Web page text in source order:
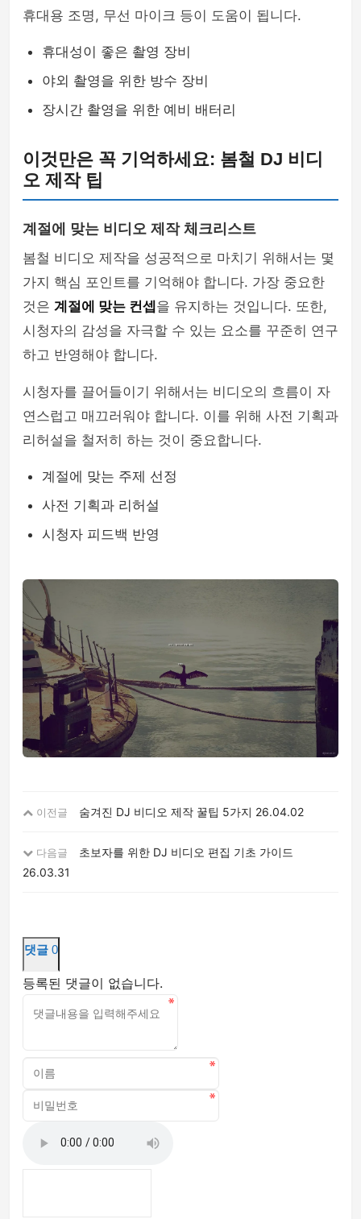
휴대용 조명, 무선 마이크 등이 도움이 됩니다.
휴대성이 좋은 촬영 장비
야외 촬영을 위한 방수 장비
장시간 촬영을 위한 예비 배터리
이것만은 꼭 기억하세요: 봄철 DJ 비디
오 제작 팁
계절에 맞는 비디오 제작 체크리스트
봄철 비디오 제작을 성공적으로 마치기 위해서는 몇
가지 핵심 포인트를 기억해야 합니다. 가장 중요한
것은 계절에 맞는 컨셉 을 유지하는 것입니다. 또한,
시청자의 감성을 자극할 수 있는 요소를 꾸준히 연구
하고 반영해야 합니다.
시청자를 끌어들이기 위해서는 비디오의 흐름이 자
연스럽고 매끄러워야 합니다. 이를 위해 사전 기획과
리허설을 철저히 하는 것이 중요합니다.
계절에 맞는 주제 선정
사전 기획과 리허설
시청자 피드백 반영
이전글 숨겨진 DJ 비디오 제작 꿀팁 5가지 26.04.02
다음글
초보자를 위한 DJ 비디오 편집 기초 가이드
26.03.31
댓글 0
등록된 댓글이 없습니다.